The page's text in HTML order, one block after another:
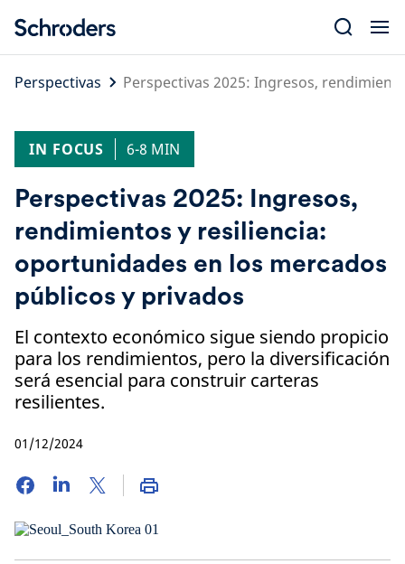
content
Perspectivas
Perspectivas 2025: Ingresos,
IN FOCUS 6-8 MIN
Perspectivas 2025: Ingresos,
rendimientos y resiliencia:
oportunidades en los mercados
públicos y privados
El contexto económico sigue siendo propicio
para los rendimientos, pero la diversificación
será esencial para construir carteras
resilientes.
01/12/2024